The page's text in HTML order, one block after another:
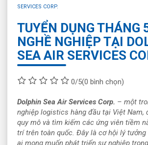
SERVICES CORP.
TUYỂN DỤNG THÁNG
NGHỀ NGHIỆP TẠI
SEA AIR SERVICES
0/5(0 bình chọn)
Dolphin Sea Air Services Corp. – một
nghiệp logistics hàng đầu tại Việt Nam,
quy mô và tìm kiếm các ứng viên tiềm
trí trên toàn quốc. Đây là cơ hội lý tưởng
ai mong muốn phát triển sự nghiệp